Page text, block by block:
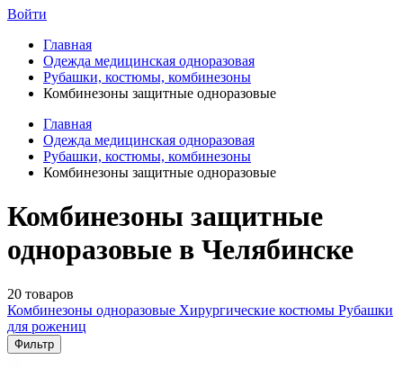
Войти
Главная
Одежда медицинская одноразовая
Рубашки, костюмы, комбинезоны
Комбинезоны защитные одноразовые
Главная
Одежда медицинская одноразовая
Рубашки, костюмы, комбинезоны
Комбинезоны защитные одноразовые
Комбинезоны защитные
одноразовые в Челябинске
20 товаров
Комбинезоны одноразовые Хирургические костюмы Рубашки
для рожениц
Фильтр